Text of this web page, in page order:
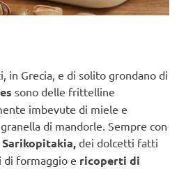
in Grecia, e di solito grondano di
sono delle frittelline
imbevute di miele e
di mandorle. Sempre con
Sarikopitakia, dei dolcetti fatti
di formaggio e ricoperti di